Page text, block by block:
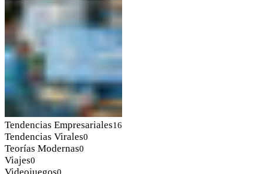
Tendencias Empresariales16
Tendencias Virales0
Teorías Modernas0
Viajes0